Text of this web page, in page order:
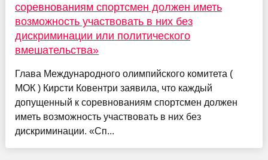
соревнованиям спортсмен должен иметь
возможность участвовать в них без
дискриминации или политического
вмешательства»
Глава Международного олимпийского комитета (
МОК ) Кирсти Ковентри заявила, что каждый
допущенный к соревнованиям спортсмен должен
иметь возможность участвовать в них без
дискриминации. «Сп...